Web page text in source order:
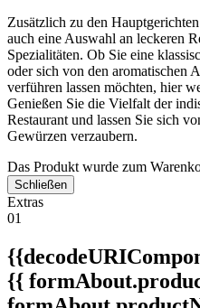
Zusätzlich zu den
auch eine Auswahl an leckeren
Spezialitäten. Ob Sie eine
oder sich von den aromatischen
verführen lassen möchten, hier
Genießen Sie die Vielfalt der
Restaurant und lassen Sie sich
Gewürzen verzaubern.
Das Produkt wurde zum
Schließen
Extras
01
{{